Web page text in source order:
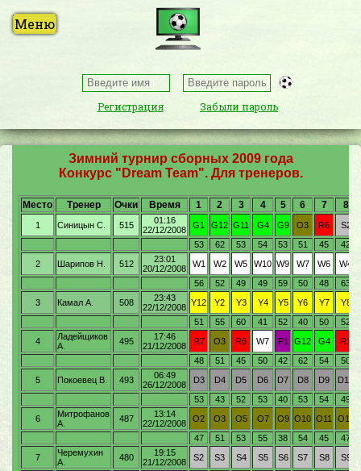
Регистрация Забыли пароль